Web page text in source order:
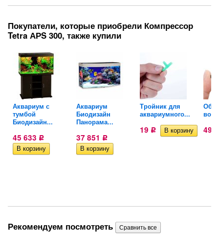
Покупатели, которые приобрели Компрессор
Tetra АРS 300, также купили
Аквариум с
тумбой
Биодизайн...
45 633 Р
Аквариум
Биодизайн
Панорама...
37 851 Р
Тройник для
аквариумного...
19 Р 49
Рекомендуем посмотреть